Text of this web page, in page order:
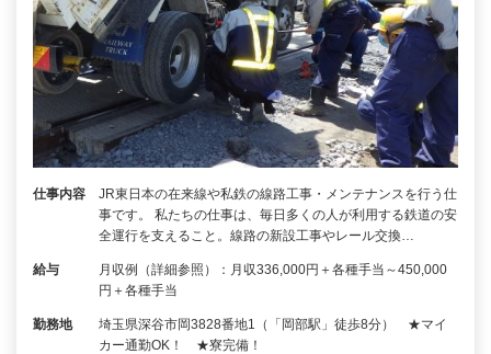
仕事内容
JR東日本の在来線や私鉄の線路工事・メンテナンスを行う仕
事です。 私たちの仕事は、毎日多くの人が利用する鉄道の安
全運行を支えること。線路の新設工事やレール交換…
給与
月収例（詳細参照）：月収336,000円＋各種手当～450,000
円＋各種手当
勤務地
埼玉県深谷市岡3828番地1（「岡部駅」徒歩8分） ★マイ
カー通勤OK！ ★寮完備！